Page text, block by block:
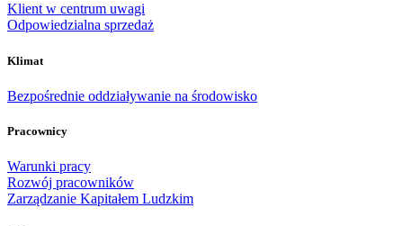
Klient w centrum uwagi
Odpowiedzialna sprzedaż
Klimat
Bezpośrednie oddziaływanie na środowisko
Pracownicy
Warunki pracy
Rozwój pracowników
Zarządzanie Kapitałem Ludzkim